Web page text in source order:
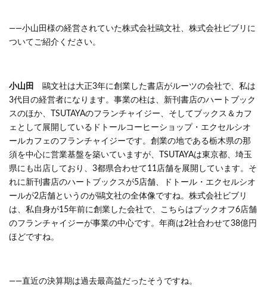
――小山田様の経営されていた株式会社鷗文社、株式会社ビブリに
ついてご紹介ください。
小山田
鷗文社は大正3年に創業した書店がルーツの会社で、私は
3代目の経営者になります。事業の柱は、新刊書店のハートブック
スのほか、TSUTAYAのフランチャイジー、そしてブックス＆カフ
ェとして展開しているドトールコーヒーショップ・エクセルシオ
ールカフェのフランチャイジーです。創業の地である栃木県の那
須を中心に営業基盤を築いていますが、TSUTAYAは東京都、埼玉
県にも出店しており、3都県合わせて11店舗を展開しています。そ
れに新刊書店のハートブックスが5店舗、ドトール・エクセルシオ
ールが2店舗というのが鷗文社の全体像ですね。株式会社ビブリ
は、私自身が15年前に創業した会社で、こちらはブックオフ6店舗
のフランチャイジーが事業の中心です。年商は2社合わせて38億円
ほどですね。
――直近の決算期は過去最高益だったそうですね。